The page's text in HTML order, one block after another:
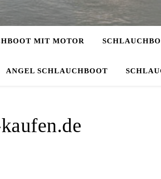
MIT MOTOR
ANGEL SCHLAUCHBOOT